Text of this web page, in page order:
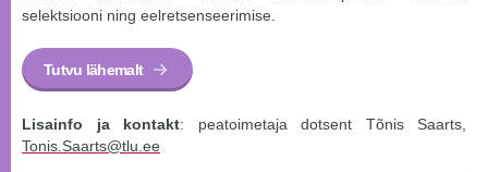
selektsiooni ning eelretsenseerimise.
Tutvu lähemalt
Lisainfo ja kontakt: peatoimetaja dotsent Tõnis Saarts,
Tonis.Saarts@tlu.ee